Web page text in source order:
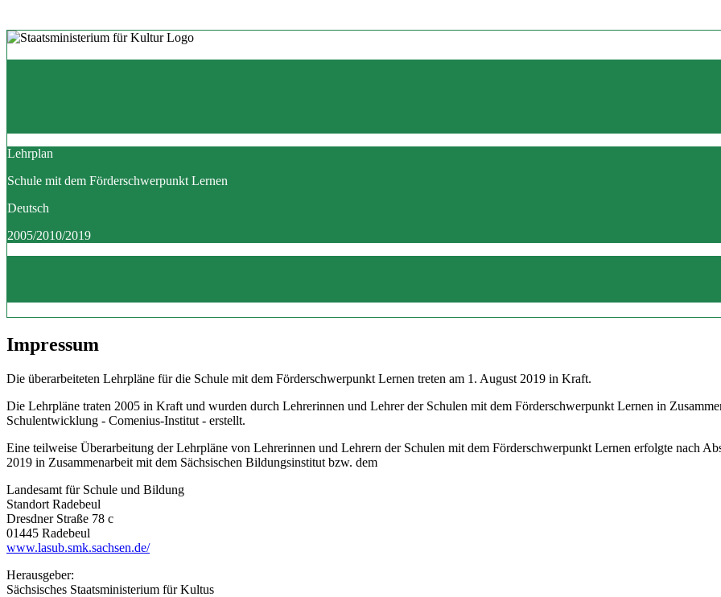
Lehrplan
Schule mit dem Förderschwerpunkt Lernen
Deutsch
2005/2010/2019
Impressum
Die überarbeiteten Lehrpläne für die Schule mit dem Förderschwerpunkt Lernen treten am 1. August 2019 in Kraft.
Die Lehrpläne traten 2005 in Kraft und wurden durch Lehrerinnen und Lehrer der Schulen mit dem Förderschwerpunkt Lernen in
Schulentwicklung - Comenius-Institut - erstellt.
Eine teilweise Überarbeitung der Lehrpläne von Lehrerinnen und Lehrern der Schulen mit dem Förderschwerpunkt Lernen erfolgte nach
2019 in Zusammenarbeit mit dem Sächsischen Bildungsinstitut bzw. dem
Landesamt für Schule und Bildung
Standort Radebeul
Dresdner Straße 78 c
01445 Radebeul
www.lasub.smk.sachsen.de/
Herausgeber:
Sächsisches Staatsministerium für Kultus